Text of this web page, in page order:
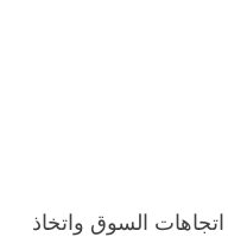
اتجاهات السوق واتخاذ